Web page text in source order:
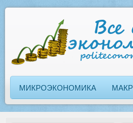
МИКРОЭКОНОМИКА